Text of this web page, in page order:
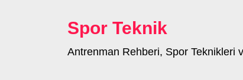
Spor Teknik
Antrenman Rehberi, Spor Teknikleri